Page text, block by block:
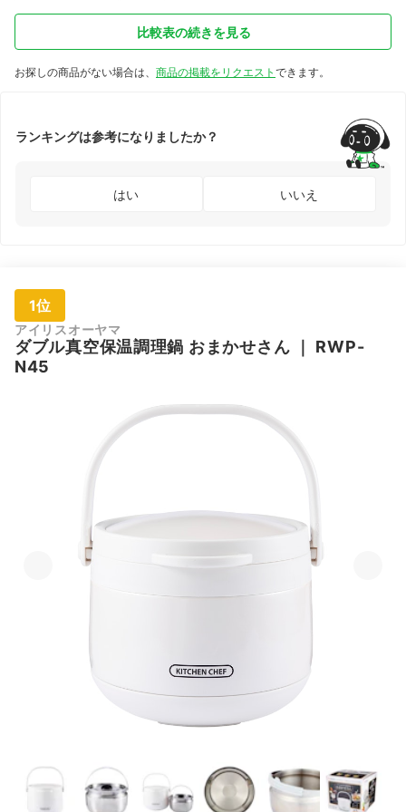
比較表の続きを見る
お探しの商品がない場合は、 商品の掲載をリクエスト できます。
ランキングは参考になりましたか？
はい いいえ
1位
アイリスオーヤマ
ダブル真空保温調理鍋 おまかせさん
RWP-
N45